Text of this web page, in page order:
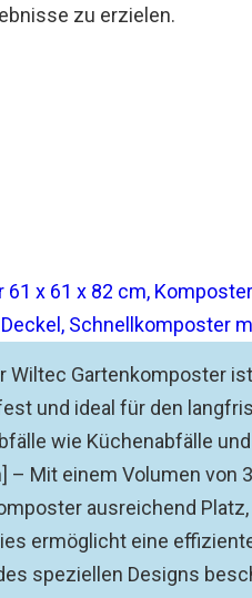
zu erzielen.
x 61 x 82 cm,
Schnellkomposter
Wiltec Gartenkomposter
und ideal für den
wie Küchenabfälle
– Mit einem Volumen von
ausreichend
ermöglicht eine
speziellen Designs